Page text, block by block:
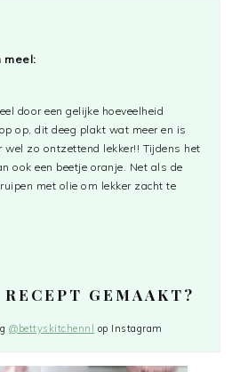
meel:
door een gelijke hoeveelheid
op, dit deeg plakt wat meer en is
wel zo ontzettend lekker!! Tijdens het
ook een beetje oranje. Net als de
met olie om lekker zacht te
GEMAAKT?
@bettyskitchennl op Instagram